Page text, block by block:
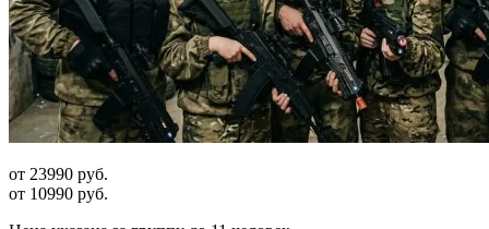
от 23990 руб.
от 10990 руб.